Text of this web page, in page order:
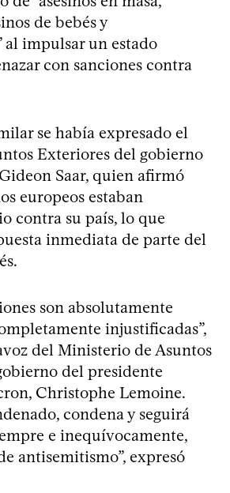
de bebés y
al impulsar un estado
con sanciones contra
se había expresado el
Exteriores del gobierno
Saar, quien afirmó
europeos estaban
contra su país, lo que
inmediata de parte del
son absolutamente
injustificadas”,
del Ministerio de Asuntos
del presidente
Christophe Lemoine.
condena y seguirá
e inequívocamente,
antisemitismo”, expresó